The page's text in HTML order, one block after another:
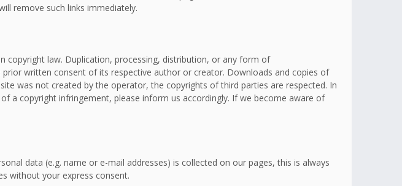
remove such links immediately.
copyright law. Duplication, processing, distribution, or any form of
written consent of its respective author or creator. Downloads and copies of
was not created by the operator, the copyrights of third parties are respected. In
a copyright infringement, please inform us accordingly. If we become aware of
data (e.g. name or e-mail addresses) is collected on our pages, this is always
without your express consent.